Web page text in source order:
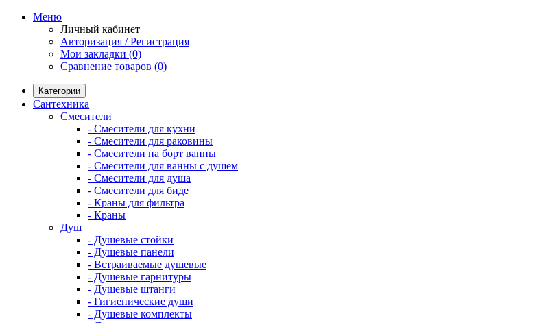
Меню
Личный кабинет
Авторизация / Регистрация
Мои закладки (0)
Сравнение товаров (0)
Категории
Сантехника
Смесители
- Смесители для кухни
- Смесители для раковины
- Смесители на борт ванны
- Смесители для ванны с душем
- Смесители для душа
- Смесители для биде
- Краны для фильтра
- Краны
Душ
- Душевые стойки
- Душевые панели
- Встраиваемые душевые
- Душевые гарнитуры
- Душевые штанги
- Гигиенические души
- Душевые комплекты